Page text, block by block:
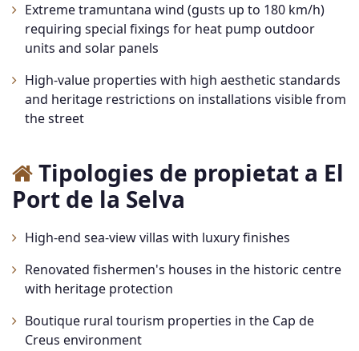
Extreme tramuntana wind (gusts up to 180 km/h)
requiring special fixings for heat pump outdoor
units and solar panels
High-value properties with high aesthetic standards
and heritage restrictions on installations visible from
the street
Tipologies de propietat a El
Port de la Selva
High-end sea-view villas with luxury finishes
Renovated fishermen's houses in the historic centre
with heritage protection
Boutique rural tourism properties in the Cap de
Creus environment